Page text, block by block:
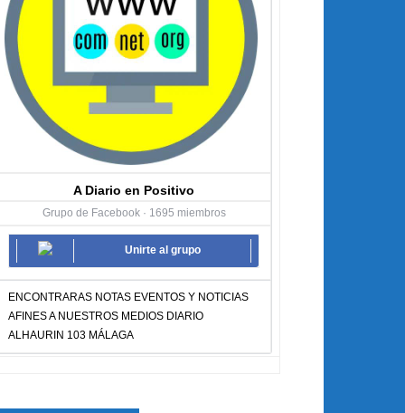
A Diario en Positivo
Grupo de Facebook · 1695 miembros
Unirte al grupo
ENCONTRARAS NOTAS EVENTOS Y NOTICIAS
AFINES A NUESTROS MEDIOS DIARIO
ALHAURIN 103 MÁLAGA